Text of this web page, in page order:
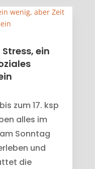
ein
zum 17. ksp
alles im
Sonntag
und
die